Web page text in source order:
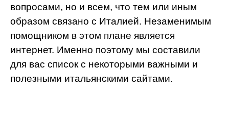
вопросами, но и всем, что тем или иным
образом связано с Италией. Незаменимым
помощником в этом плане является
интернет. Именно поэтому мы составили
для вас список с некоторыми важными и
полезными итальянскими сайтами.